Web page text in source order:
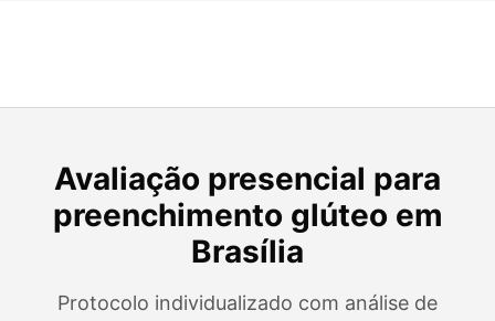
Avaliação presencial para
preenchimento glúteo em
Brasília
Protocolo individualizado com análise de